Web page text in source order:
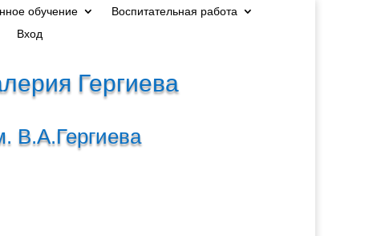
обучение
Воспитательная работа
Вход
Гергиева
В.А.Гергиева